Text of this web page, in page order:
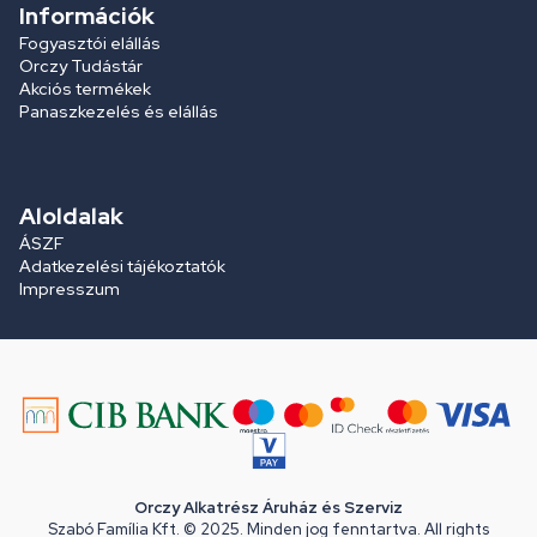
Információk
Fogyasztói elállás
Orczy Tudástár
Akciós termékek
Panaszkezelés és elállás
Aloldalak
ÁSZF
Adatkezelési tájékoztatók
Impresszum
Orczy Alkatrész Áruház és Szerviz
Szabó Família Kft. © 2025. Minden jog fenntartva. All rights